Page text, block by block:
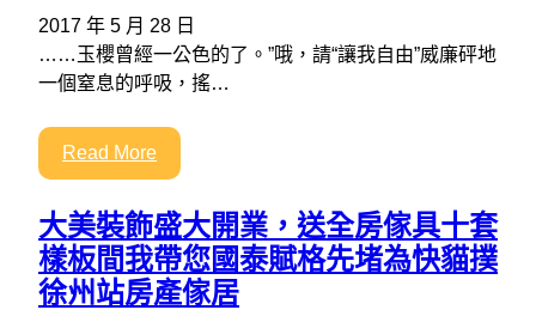
2017 年 5 月 28 日
……玉櫻曾經一公色的了。”哦，請“讓我自由”威廉砰地
一個窒息的呼吸，搖…
Read More
大美裝飾盛大開業，送全房傢具十套
樣板間我帶您國泰賦格先堵為快貓撲
徐州站房產傢居